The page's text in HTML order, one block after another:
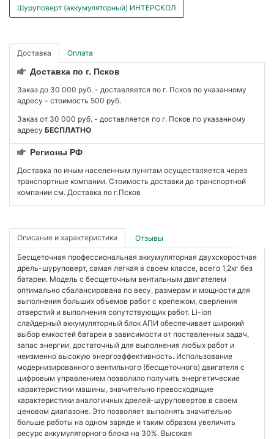
Шуруповерт (аккумуляторный) ИНТЕРСКОЛ
Доставка Оплата
Доставка по г. Псков
Заказ до 30 000 руб. - доставляется по г. Псков по указанному
адресу - стоимость 500 руб.
Заказ от 30 000 руб. - доставляется по г. Псков по указанному
адресу БЕСПЛАТНО
Регионы РФ
Доставка по иным населенным пунктам осуществляется через
транспортные компании. Стоимость доставки до транспортной
компании см. Доставка по г.Псков
Описание и характеристики Отзывы
Бесщеточная профессиональная аккумуляторная двухскоростная
дрель-шуруповерт, самая легкая в своем классе, всего 1,2кг без
батареи. Модель с бесщеточным вентильным двигателем
оптимально сбалансирована по весу, размерам и мощности для
выполнения больших объемов работ с крепежом, сверления
отверстий и выполнения сопутствующих работ. Li-ion
слайдерный аккумуляторный блок АПИ обеспечивает широкий
выбор емкостей батареи в зависимости от поставленных задач,
запас энергии, достаточный для выполнения любых работ и
неизменно высокую энергоэффективность. Использование
модернизированного вентильного (бесщеточного) двигателя с
цифровым управлением позволило получить энергетические
характеристики машины, значительно превосходящие
характеристики аналогичных дрелей-шуруповертов в своем
ценовом диапазоне. Это позволяет выполнять значительно
больше работы на одном заряде и таким образом увеличить
ресурс аккумуляторного блока на 30%. Высокая